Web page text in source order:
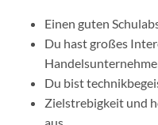
Einen guten
Du hast großes
Du bist
Zielstrebigkeit und